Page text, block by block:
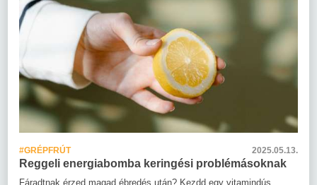
#GRÉPFRÚT 2025.05.13.
Reggeli energiabomba keringési problémásoknak
Fáradtnak érzed magad ébredés után? Kezdd egy vitamindús